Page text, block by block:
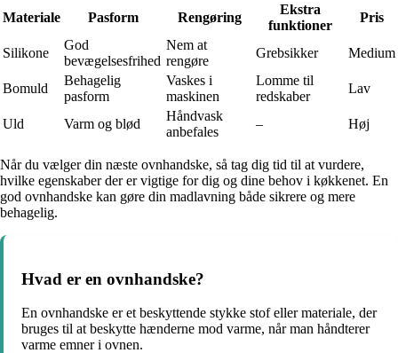
Materiale Pasform Rengøring
Ekstra
funktioner
Pris
Silikone
God
bevægelsesfrihed
Nem at
rengøre
Grebsikker Medium
Bomuld
Behagelig
pasform
Vaskes i
maskinen
Lomme til
redskaber
Lav
Uld Varm og blød
Håndvask
anbefales
– Høj
Når du vælger din næste ovnhandske, så tag dig tid til at vurdere,
hvilke egenskaber der er vigtige for dig og dine behov i køkkenet. En
god ovnhandske kan gøre din madlavning både sikrere og mere
behagelig.
Hvad er en ovnhandske?
En ovnhandske er et beskyttende stykke stof eller materiale, der
bruges til at beskytte hænderne mod varme, når man håndterer
varme emner i ovnen.